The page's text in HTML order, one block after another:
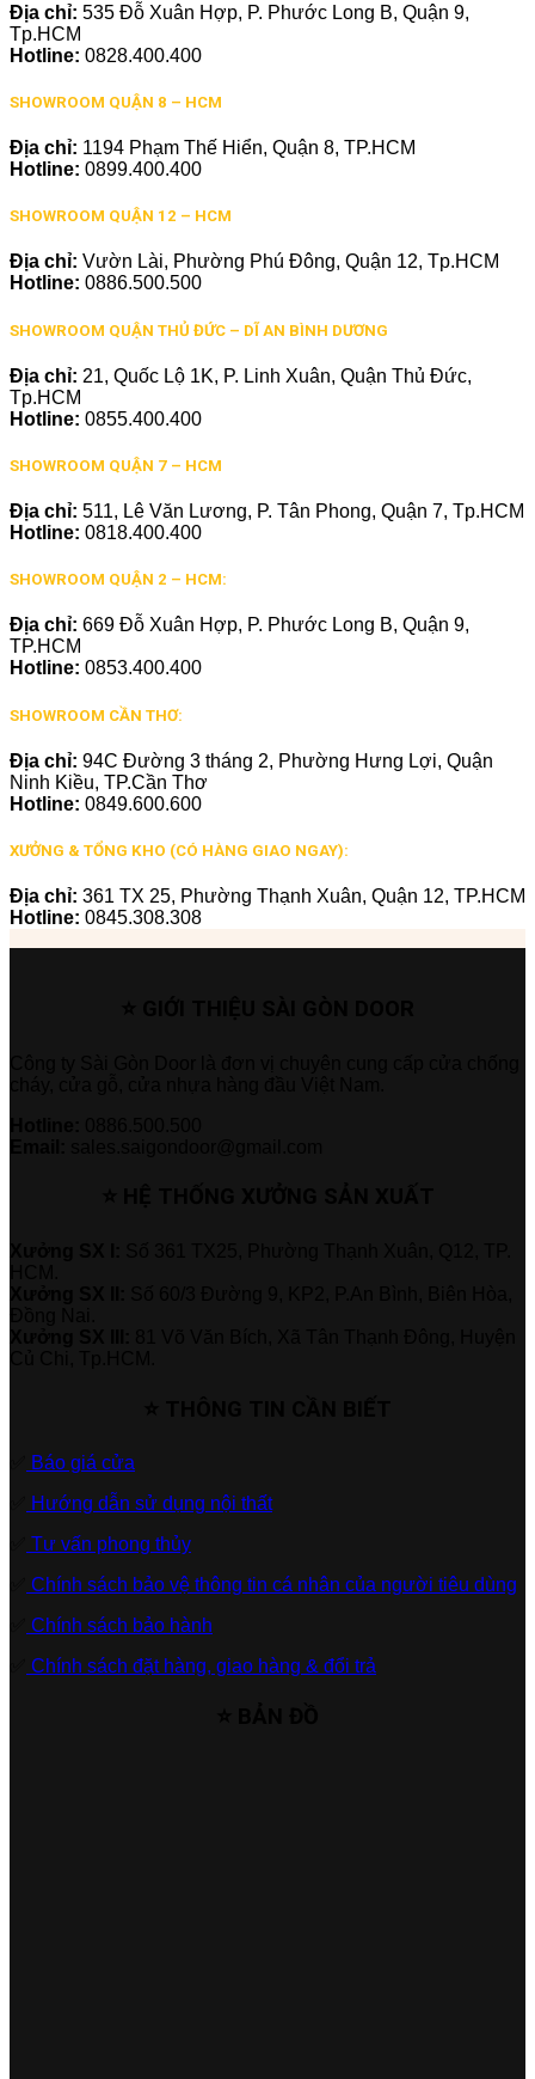
Địa chỉ: 535 Đỗ Xuân Hợp, P. Phước Long B, Quận 9,
Tp.HCM
Hotline: 0828.400.400
SHOWROOM QUẬN 8 – HCM
Địa chỉ: 1194 Phạm Thế Hiển, Quận 8, TP.HCM
Hotline: 0899.400.400
SHOWROOM QUẬN 12 – HCM
Địa chỉ: Vườn Lài, Phường Phú Đông, Quận 12, Tp.HCM
Hotline: 0886.500.500
SHOWROOM QUẬN THỦ ĐỨC – DĨ AN BÌNH DƯƠNG
Địa chỉ: 21, Quốc Lộ 1K, P. Linh Xuân, Quận Thủ Đức,
Tp.HCM
Hotline: 0855.400.400
SHOWROOM QUẬN 7 – HCM
Địa chỉ: 511, Lê Văn Lương, P. Tân Phong, Quận 7, Tp.HCM
Hotline: 0818.400.400
SHOWROOM QUẬN 2 – HCM:
Địa chỉ: 669 Đỗ Xuân Hợp, P. Phước Long B, Quận 9,
TP.HCM
Hotline: 0853.400.400
SHOWROOM CẦN THƠ:
Địa chỉ: 94C Đường 3 tháng 2, Phường Hưng Lợi, Quận
Ninh Kiều, TP.Cần Thơ
Hotline: 0849.600.600
XƯỞNG & TỔNG KHO (CÓ HÀNG GIAO NGAY):
Địa chỉ: 361 TX 25, Phường Thạnh Xuân, Quận 12, TP.HCM
Hotline: 0845.308.308
Báo giá cửa
Hướng dẫn sử dụng nội thất
Tư vấn phong thủy
Chính sách bảo vệ thông tin cá nhân của người tiêu dùng
Chính sách bảo hành
Chính sách đặt hàng, giao hàng & đổi trả